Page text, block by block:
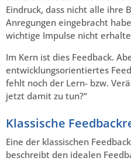
Eindruck, dass nicht alle ihre
Anregungen eingebracht
wichtige Impulse nicht
Im Kern ist dies Feedback.
entwicklungsorientiertes
fehlt noch der Lern- bzw.
jetzt damit zu tun?“
Klassische
Eine der klassischen
beschreibt den idealen